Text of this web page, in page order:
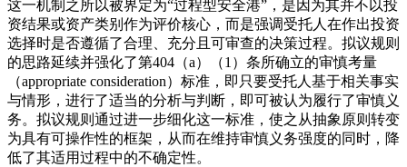
这一机制之所以被界定为“过程型安全港”，是因为其并不以投
资结果或资产类别作为评价核心，而是强调受托人在作出投资
选择时是否遵循了合理、充分且可审查的决策过程。拟议规则
的思路延续并强化了第404（a）（1）条所确立的审慎考量
（appropriate consideration）标准，即只要受托人基于相关事实
与情形，进行了适当的分析与判断，即可被认为履行了审慎义
务。拟议规则通过进一步细化这一标准，使之从抽象原则转变
为具有可操作性的框架，从而在维持审慎义务强度的同时，降
低了其适用过程中的不确定性。